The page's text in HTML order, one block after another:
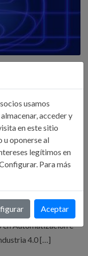
DE
INDUSTRIA 4.0
E
EN LA
Colegio Oficial de
en colaboración
de Galicia
en Automatización e
4.0 […]
usamos
acceder y
en este sitio
u oponerse al
legítimos en
Para más
Aceptar